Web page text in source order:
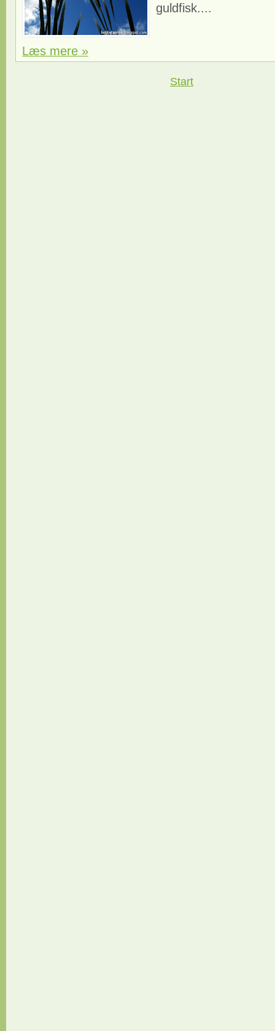
guldfisk....
Læs mere »
Start